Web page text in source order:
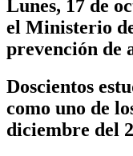
Lunes, 17 de
el Ministerio
prevención de
Doscientos
como uno de
diciembre del